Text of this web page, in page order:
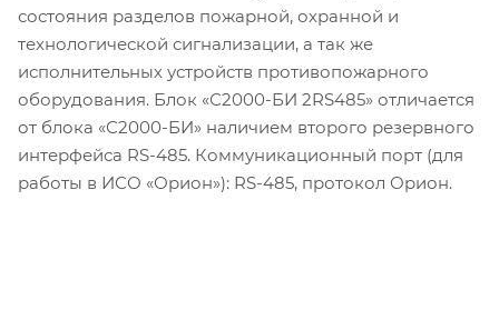
состояния разделов пожарной, охранной и
технологической сигнализации, а так же
исполнительных устройств противопожарного
оборудования. Блок «С2000-БИ 2RS485» отличается
от блока «С2000-БИ» наличием второго резервного
интерфейса RS-485. Коммуникационный порт (для
работы в ИСО «Орион»): RS-485, протокол Орион.